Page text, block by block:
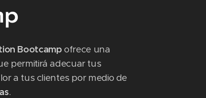
Bootcampofrece una
permitirá adecuar tus
a tus clientes por medio de
.